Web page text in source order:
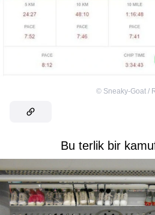
© Sneaky-Goat /
Bu terlik bir